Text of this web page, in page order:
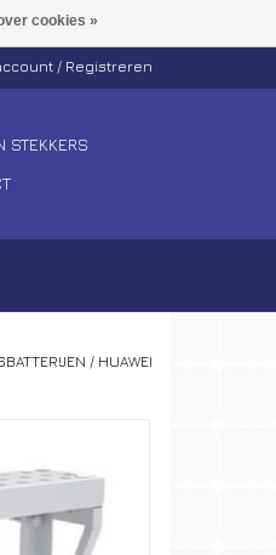
/ Registreren
STEKKERS
/ HUAWEI
cookies »